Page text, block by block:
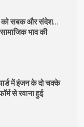
को सबक और संदेश…
सामाजिक भाव की
में इंजन के दो चक्के
से रवाना हुई